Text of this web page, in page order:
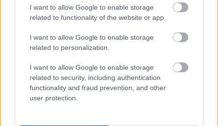
I want to allow Google to enable storage
related to functionality of the website or app.
I want to allow Google to enable storage
related to personalization.
I want to allow Google to enable storage
related to security, including authentication
functionality and fraud prevention, and other
user protection.
Mire a végére értem, potyogtak a könnyeim a